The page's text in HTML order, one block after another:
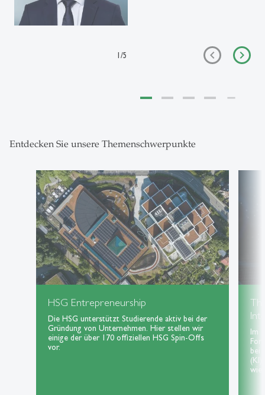
1/5
Entdecken Sie unsere Themenschwerpunkte
HSG Entrepreneurship
Die HSG unterstützt Studierende aktiv bei der
Gründung von Unternehmen. Hier stellen wir
einige der über 170 offiziellen HSG Spin-Offs
vor.
Im
bei
(KI)
wie